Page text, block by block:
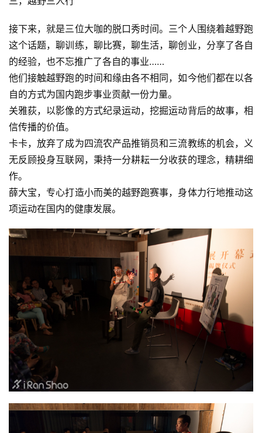
比
赛
观
察
备
训
练
视
频
用
户
精
选
运
动
集
接下来，就是三位大咖的脱口秀时间。三个人围绕着越野跑
这个话题，聊训练，聊比赛，聊生活，聊创业，分享了各自
的经验，也不忘推广了各自的事业……
他们接触越野跑的时间和缘由各不相同，如今他们都在以各
自的方式为国内跑步事业贡献一份力量。
关雅荻，以影像的方式纪录运动，挖掘运动背后的故事，相
信传播的价值。
卡卡，放弃了成为四流农产品推销员和三流教练的机会，义
无反顾投身互联网，秉持一分耕耘一分收获的理念，精耕细
作。
薛大宝，专心打造小而美的越野跑赛事，身体力行地推动这
项运动在国内的健康发展。